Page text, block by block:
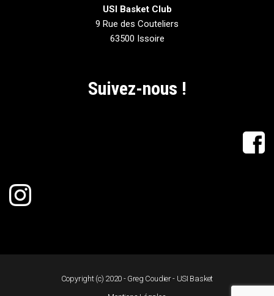
USI Basket Club
9 Rue des Couteliers
63500 Issoire
Suivez-nous !
Copyright (c) 2020 - Greg Coudier - USI Basket